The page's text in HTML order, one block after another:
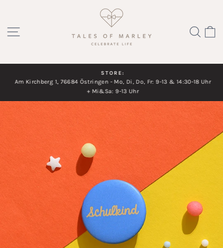
Inhalt
SEITENNAVIGATION
Diashow
STORE:
Am Kirchberg 1, 76684 Östringen - Mo, Di, Do, Fr: 9-13 & 14:30-18 Uhr
+ Mi&Sa: 9-13 Uhr